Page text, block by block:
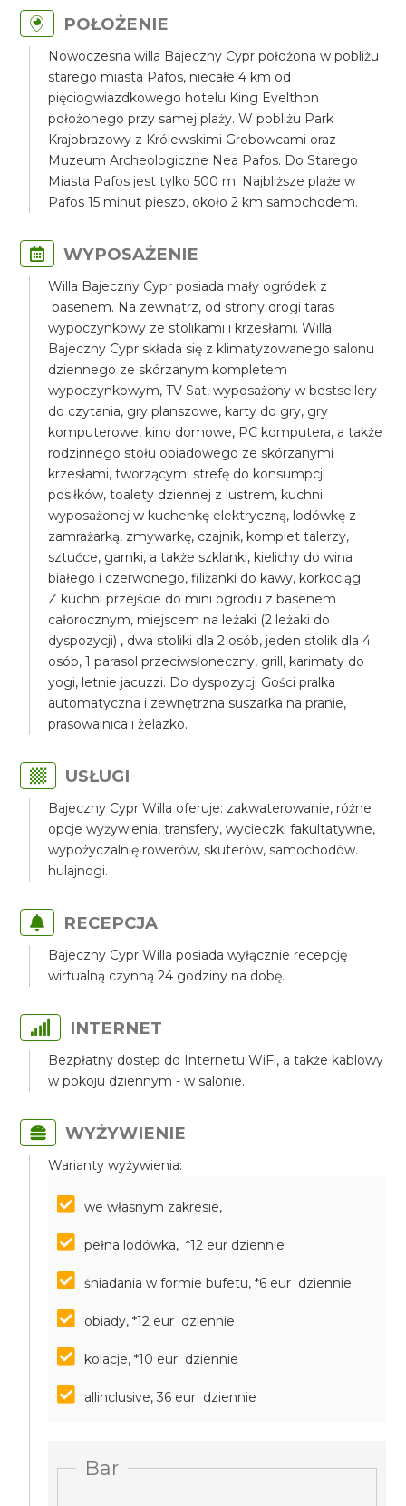
POŁOŻENIE
Nowoczesna willa Bajeczny Cypr położona w pobliżu
starego miasta Pafos, niecałe 4 km od
pięciogwiazdkowego hotelu King Evelthon
położonego przy samej plaży. W pobliżu Park
Krajobrazowy z Królewskimi Grobowcami oraz
Muzeum Archeologiczne Nea Pafos. Do Starego
Miasta Pafos jest tylko 500 m. Najbliższe plaże w
Pafos 15 minut pieszo, około 2 km samochodem.
WYPOSAŻENIE
Willa Bajeczny Cypr posiada mały ogródek z
basenem. Na zewnątrz, od strony drogi taras
wypoczynkowy ze stolikami i krzesłami. Willa
Bajeczny Cypr składa się z klimatyzowanego salonu
dziennego ze skórzanym kompletem
wypoczynkowym, TV Sat, wyposażony w bestsellery
do czytania, gry planszowe, karty do gry, gry
komputerowe, kino domowe, PC komputera, a także
rodzinnego stołu obiadowego ze skórzanymi
krzesłami, tworzącymi strefę do konsumpcji
posiłków, toalety dziennej z lustrem, kuchni
wyposażonej w kuchenkę elektryczną, lodówkę z
zamrażarką, zmywarkę, czajnik, komplet talerzy,
sztućce, garnki, a także szklanki, kielichy do wina
białego i czerwonego, filiżanki do kawy, korkociąg.
Z kuchni przejście do mini ogrodu z basenem
całorocznym, miejscem na leżaki (2 leżaki do
dyspozycji) , dwa stoliki dla 2 osób, jeden stolik dla 4
osób, 1 parasol przeciwsłoneczny, grill, karimaty do
yogi, letnie jacuzzi. Do dyspozycji Gości pralka
automatyczna i zewnętrzna suszarka na pranie,
prasowalnica i żelazko.
USŁUGI
Bajeczny Cypr Willa oferuje: zakwaterowanie, różne
opcje wyżywienia, transfery, wycieczki fakultatywne,
wypożyczalnię rowerów, skuterów, samochodów.
hulajnogi.
RECEPCJA
Bajeczny Cypr Willa posiada wyłącznie recepcję
wirtualną czynną 24 godziny na dobę.
INTERNET
Bezpłatny dostęp do Internetu WiFi, a także kablowy
w pokoju dziennym - w salonie.
WYŻYWIENIE
Warianty wyżywienia:
we własnym zakresie,
pełna lodówka, *12 eur dziennie
śniadania w formie bufetu, *6 eur dziennie
obiady, *12 eur dziennie
kolacje, *10 eur dziennie
allinclusive, 36 eur dziennie
Bar